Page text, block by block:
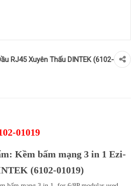
RJ45 Xuyên Thấu DINTEK (6102-
01019
Kềm bấm mạng 3 in 1 Ezi-
(6102-01019)